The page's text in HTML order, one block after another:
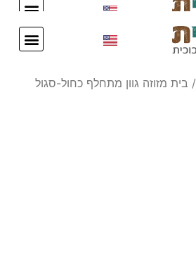
/ בית מזוזה גוון מתחלף כחול-סגול